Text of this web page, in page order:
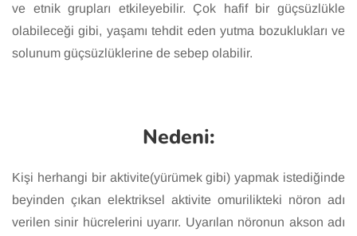
ve etnik grupları etkileyebilir. Çok hafif bir güçsüzlükle
olabileceği gibi, yaşamı tehdit eden yutma bozuklukları ve
solunum güçsüzlüklerine de sebep olabilir.
Nedeni:
Kişi herhangi bir aktivite(yürümek gibi) yapmak istediğinde
beyinden çıkan elektriksel aktivite omurilikteki nöron adı
verilen sinir hücrelerini uyarır. Uyarılan nöronun akson adı